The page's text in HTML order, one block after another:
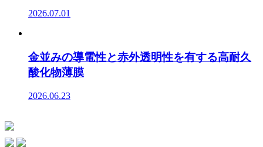
2026.07.01
金並みの導電性と赤外透明性を有する高耐久
酸化物薄膜
2026.06.23